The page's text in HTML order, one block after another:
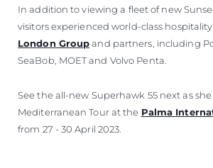
In addition to viewing a fleet of new
visitors experienced world-class
London Groupand partners, including
SeaBob, MOET and Volvo Penta.
See the all-new Superhawk 55 next as
Mediterranean Tour at the Palma
from 27 - 30 April 2023.